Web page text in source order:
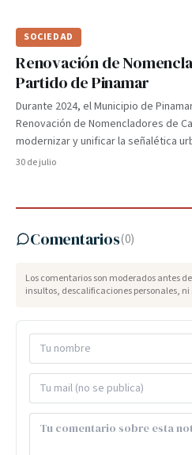
SOCIEDAD
Renovación de
Partido de Pinamar
Durante 2024, el Municipio de
Renovación de Nomencladores de
modernizar y unificar la señalética
30 de julio
Comentarios(0)
Los comentarios son moderados antes
insultos, descalificaciones personales, ni